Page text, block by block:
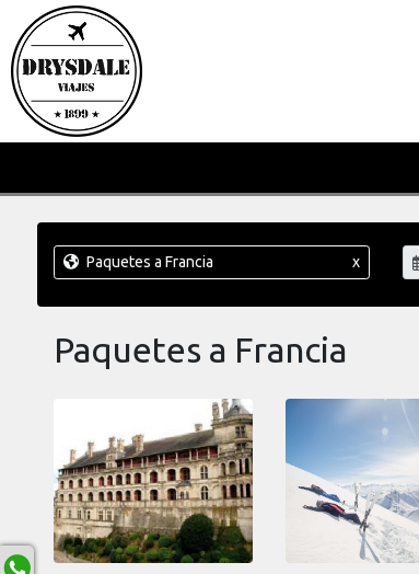
Paquetes a Francia x
Paquetes a Francia